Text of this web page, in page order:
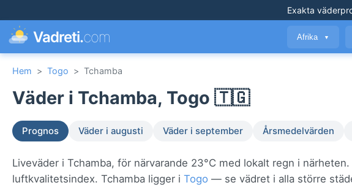
Exakta
Vadreti.com Afrika ▼
Hem > Togo > Tchamba
Väder i Tchamba, Togo 🇹🇬
Prognos Väder i augusti Väder i september Årsmedelvärden
Liveväder i Tchamba, för närvarande 23°C med lokalt regn i
luftkvalitetsindex. Tchamba ligger i Togo — se vädret i alla större